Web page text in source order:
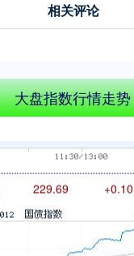
相关评论
大盘指数行情走势
7242.10 +12.30
229.69 +0.10